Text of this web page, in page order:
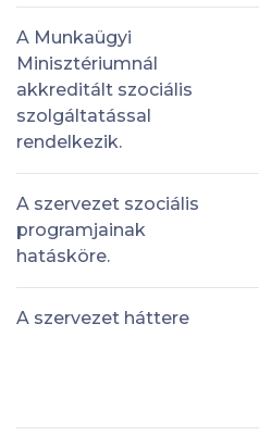
A Munkaügyi
Minisztériumnál
akkreditált szociális
szolgáltatással
rendelkezik.
A szervezet szociális
programjainak
hatásköre.
A szervezet háttere